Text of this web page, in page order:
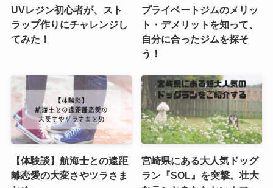
UVレジン初心者が、スト
ラップ作りにチャレンジし
てみた！
プライベートジムのメリッ
ト・デメリットを知って、
自分に合ったジムを探そ
う！
【体験談】航海士との遠距
離恋愛の大変さやツラさま
宮崎県にある大人気ドッグ
ラン『SOL』を突撃。壮大